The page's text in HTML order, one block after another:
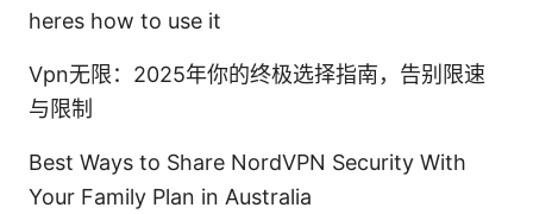
heres how to use it
Vpn无限：2025年你的终极选择指南，告别限速
与限制
Best Ways to Share NordVPN Security With
Your Family Plan in Australia